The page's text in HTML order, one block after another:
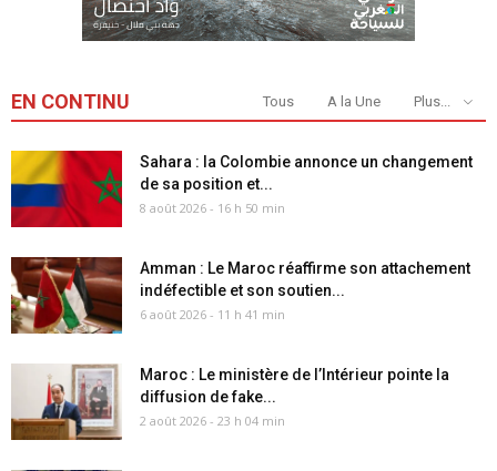
EN CONTINU Tous A la Une Plus...
Sahara : la Colombie annonce un changement
de sa position et...
8 août 2026 - 16 h 50 min
Amman : Le Maroc réaffirme son attachement
indéfectible et son soutien...
6 août 2026 - 11 h 41 min
Maroc : Le ministère de l’Intérieur pointe la
diffusion de fake...
2 août 2026 - 23 h 04 min